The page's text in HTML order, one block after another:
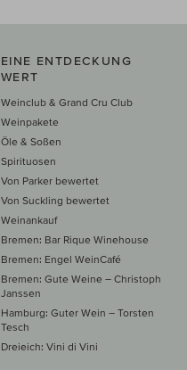
EINE ENTDECKUNG
WERT
Weinclub & Grand Cru Club
Weinpakete
Öle & Soßen
Spirituosen
Von Parker bewertet
Von Suckling bewertet
Weinankauf
Bremen: Bar Rique Winehouse
Bremen: Engel WeinCafé
Bremen: Gute Weine – Christoph
Janssen
Hamburg: Guter Wein – Torsten
Tesch
Dreieich: Vini di Vini